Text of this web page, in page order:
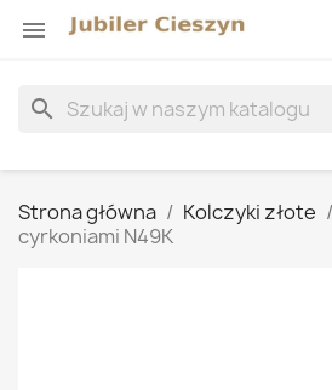

search
Strona główna Kolczyki złote
cyrkoniami N49K